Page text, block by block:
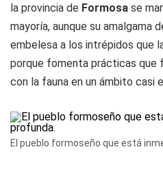
la provincia de Formosa se
mayoría, aunque su amalgama
embelesa a los intrépidos que
porque fomenta prácticas que
con la fauna en un ámbito casi
El pueblo formoseño que está